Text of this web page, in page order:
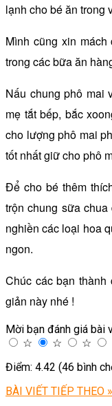
lạnh cho bé ăn trong
Mình cũng xin
trong các bữa ăn
Nấu chung phô mai
mẹ tắt bếp, bắc
cho lượng phô mai
tốt nhất giữ cho phô
Để cho bé thêm
trộn chung sữa
nghiền các loại hoa
ngon.
Chúc các bạn
giản này nhé !
Mời bạn đánh giá bài
☆
☆ ☆
Điểm: 4.42 (46 bình
BÀI VIẾT TIẾP THEO »